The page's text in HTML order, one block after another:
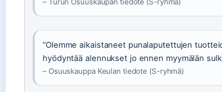
“Olemme aikaistaneet punalaputettujen
hyödyntää alennukset jo ennen myymälän
– Osuuskauppa Keulan tiedote (S-ryhmä)